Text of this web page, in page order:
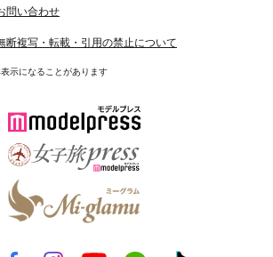
問い合わせ
断複写・転載・引用の禁止について
示になることがあります